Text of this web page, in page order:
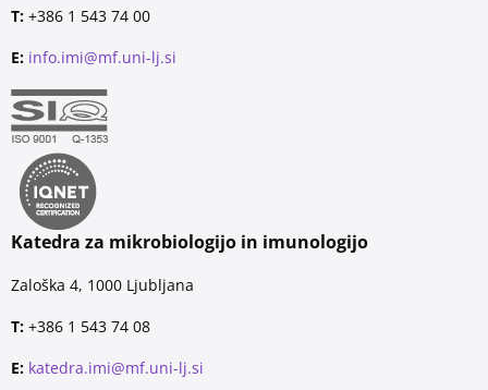
T: +386 1 543 74 00
E: info.imi@mf.uni-lj.si
Katedra za mikrobiologijo in imunologijo
Zaloška 4, 1000 Ljubljana
T: +386 1 543 74 08
E: katedra.imi@mf.uni-lj.si